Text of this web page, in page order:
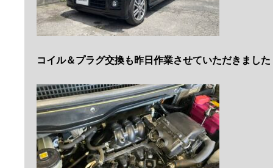
コイル＆プラグ交換も昨日作業させていただきました